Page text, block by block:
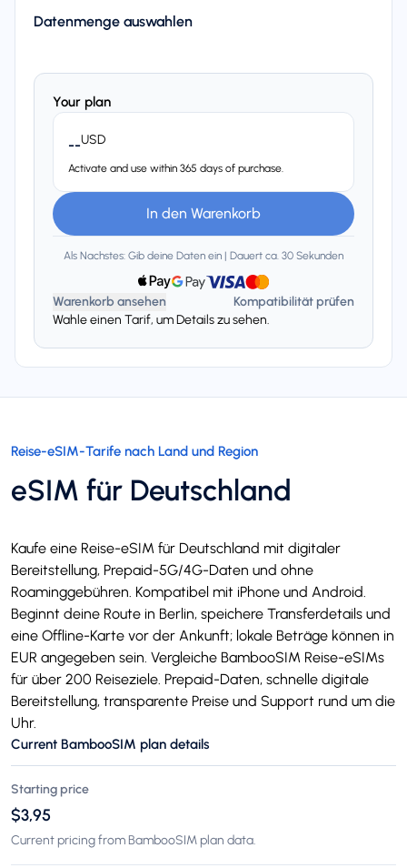
Datenmenge auswahlen
Your plan
--USD
Activate and use within 365 days of purchase.
In den Warenkorb
Als Nachstes: Gib deine Daten ein | Dauert ca. 30 Sekunden
Warenkorb ansehen
Kompatibilität prüfen
Wahle einen Tarif, um Details zu sehen.
Reise-eSIM-Tarife nach Land und Region
eSIM für Deutschland
Kaufe eine Reise-eSIM für Deutschland mit digitaler
Bereitstellung, Prepaid-5G/4G-Daten und ohne
Roaminggebühren. Kompatibel mit iPhone und Android.
Beginnt deine Route in Berlin, speichere Transferdetails und
eine Offline-Karte vor der Ankunft; lokale Beträge können in
EUR angegeben sein. Vergleiche BambooSIM Reise-eSIMs
für über 200 Reiseziele. Prepaid-Daten, schnelle digitale
Bereitstellung, transparente Preise und Support rund um die
Uhr.
Current BambooSIM plan details
Starting price
$3,95
Current pricing from BambooSIM plan data.